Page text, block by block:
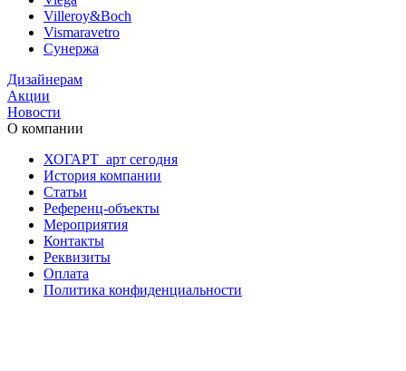
Villeroy&Boch
Vismaravetro
Сунержа
Дизайнерам
Акции
Новости
О компании
ХОГАРТ_арт сегодня
История компании
Статьи
Референц-объекты
Мероприятия
Контакты
Реквизиты
Оплата
Политика конфиденциальности